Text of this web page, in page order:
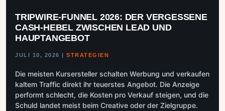
TRIPWIRE-FUNNEL 2026: DER VERGESSENE
CASH-HEBEL ZWISCHEN LEAD UND
HAUPTANGEBOT
JULI 10, 2026 STRATEGIEN
Die meisten Kursersteller schalten Werbung und verkaufen
kaltem Traffic direkt ihr teuerstes Angebot. Die Anzeige
performt schlecht, die Kosten pro Verkauf steigen, und die
Schuld landet meist beim Creative oder der Zielgruppe.